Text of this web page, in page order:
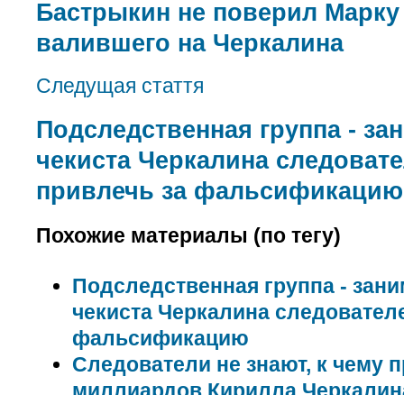
Бастрыкин не поверил
валившего на Черкалина
Следущая стаття
Подследственная группа -
чекиста Черкалина
привлечь за фальсификацию
Похожие материалы (по тегу)
Подследственная группа -
чекиста Черкалина
фальсификацию
Следователи не знают, к чему